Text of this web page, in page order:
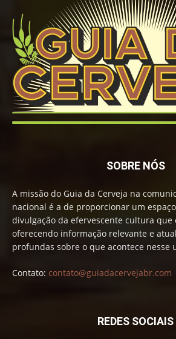
SOBRE NÓS
A missão do Guia da Cerveja na
nacional é a de proporcionar um
divulgação da efervescente cultura que
oferecendo informação relevante e
profundas sobre o que acontece nesse
Contato: contato@guiadacervejabr.com
REDES SOCIAIS